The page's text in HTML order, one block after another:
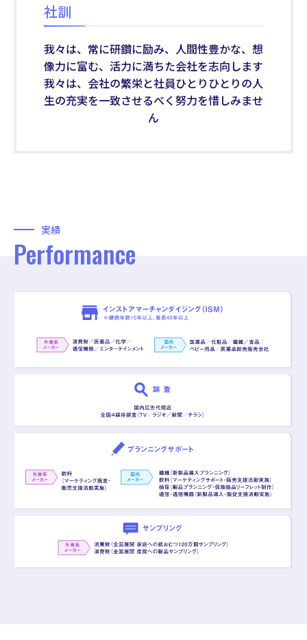
社訓
我々は、常に研鑽に励み、人間性豊かな、想
像力に富む、活力に満ちた会社を志向します
我々は、会社の繁栄と社員ひとりひとりの人
生の充実を一致させるべく努力を惜しみませ
ん
Performance
実績